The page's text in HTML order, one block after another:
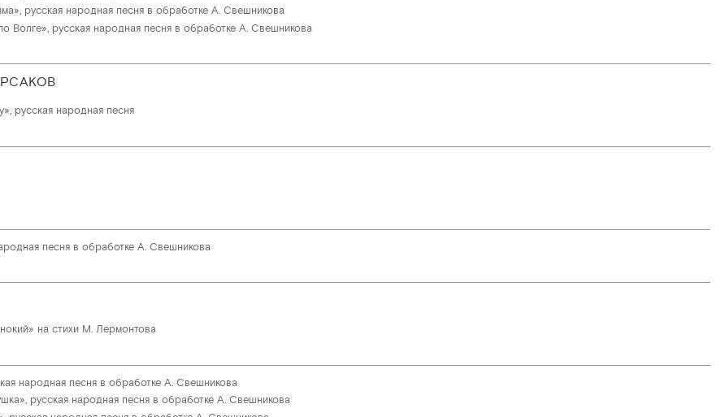
русская народная песня в обработке А. Свешникова
Волге», русская народная песня в обработке А. Свешникова
русская народная песня
песня в обработке А. Свешникова
на стихи М. Лермонтова
народная песня в обработке А. Свешникова
русская народная песня в обработке А. Свешникова